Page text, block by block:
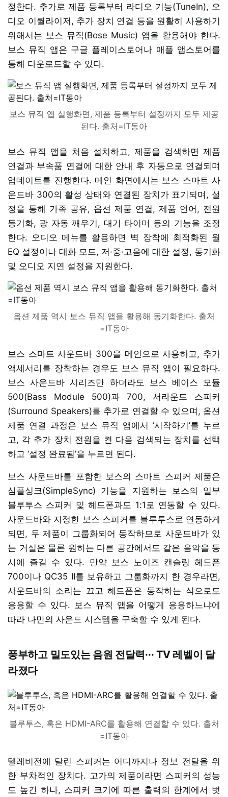
정한다. 추가로 제품 등록부터 라디오 기능(TuneIn), 오
디오 이퀄라이저, 추가 장치 연결 등을 원활히 사용하기
위해서는 보스 뮤직(Bose Music) 앱을 활용해야 한다.
보스 뮤직 앱은 구글 플레이스토어나 애플 앱스토어를
통해 다운로드할 수 있다.
보스 뮤직 앱 실행화면, 제품 등록부터 설정까지 모두 제공
된다. 출처=IT동아
보스 뮤직 앱을 처음 설치하고, 제품을 검색하면 제품
연결과 부속품 연결에 대한 안내 후 자동으로 연결되며
업데이트를 진행한다. 메인 화면에서는 보스 스마트 사
운드바 300의 활성 상태와 연결된 장치가 표기되며, 설
정을 통해 가족 공유, 옵션 제품 연결, 제품 언어, 전원
동기화, 광 자동 깨우기, 대기 타이머 등의 기능을 조정
한다. 오디오 메뉴를 활용하면 벽 장착에 최적화된 월
EQ 설정이나 대화 모드, 저·중·고음에 대한 설정, 동기화
및 오디오 지연 설정을 지원한다.
옵션 제품 역시 보스 뮤직 앱을 활용해 동기화한다. 출처
=IT동아
보스 스마트 사운드바 300을 메인으로 사용하고, 추가
액세서리를 장착하는 경우도 보스 뮤직 앱이 필요하다.
보스 사운드바 시리즈만 하더라도 보스 베이스 모듈
500(Bass Module 500)과 700, 서라운드 스피커
(Surround Speakers)를 추가로 연결할 수 있으며, 옵션
제품 연결 과정은 보스 뮤직 앱에서 ‘시작하기’를 누르
고, 각 추가 장치 전원을 켠 다음 검색되는 장치를 선택
하고 ‘설정 완료됨’을 누르면 된다.
보스 사운드바를 포함한 보스의 스마트 스피커 제품은
심플싱크(SimpleSync) 기능을 지원하는 보스의 일부
블루투스 스피커 및 헤드폰과도 1:1로 연동할 수 있다.
사운드바와 지정한 보스 스피커를 블루투스로 연동하게
되면, 두 제품이 그룹화되어 동작하므로 사운드바가 있
는 거실은 물론 원하는 다른 공간에서도 같은 음악을 동
시에 즐길 수 있다. 만약 보스 노이즈 캔슬링 헤드폰
700이나 QC35 II를 보유하고 그룹화까지 한 경우라면,
사운드바의 소리는 끄고 헤드폰은 동작하는 식으로도
응용할 수 있다. 보스 뮤직 앱을 어떻게 응용하느냐에
따라 나만의 사운드 시스템을 구축할 수 있게 된다.
풍부하고 밀도있는 음원 전달력··· TV 레벨이 달
라졌다
블루투스, 혹은 HDMI-ARC를 활용해 연결할 수 있다. 출처
=IT동아
텔레비전에 달린 스피커는 어디까지나 정보 전달을 위
한 부차적인 장치다. 고가의 제품이라면 스피커의 성능
도 높긴 하나, 스피커 크기에 따른 출력의 한계에서 벗